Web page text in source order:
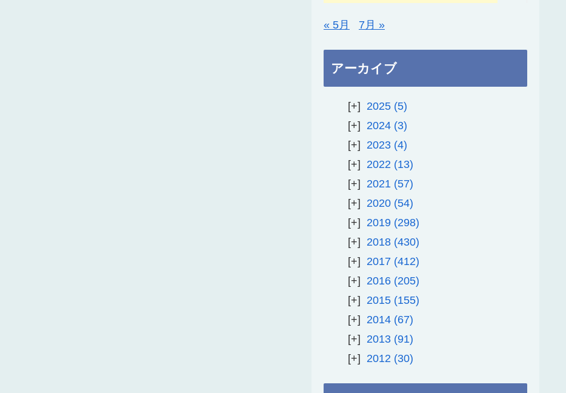
« 5月 7月 »
アーカイブ
2025 5
2024 3
2023 4
2022
13
2021
57
2020 54
2019 298
2018 430
2017 412
2016 205
2015 155
2014 67
2013 91
2012
30